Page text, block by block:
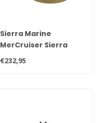
Sierra Marine
MerCruiser Sierra
luchtfilter/vlamdover
€232,95